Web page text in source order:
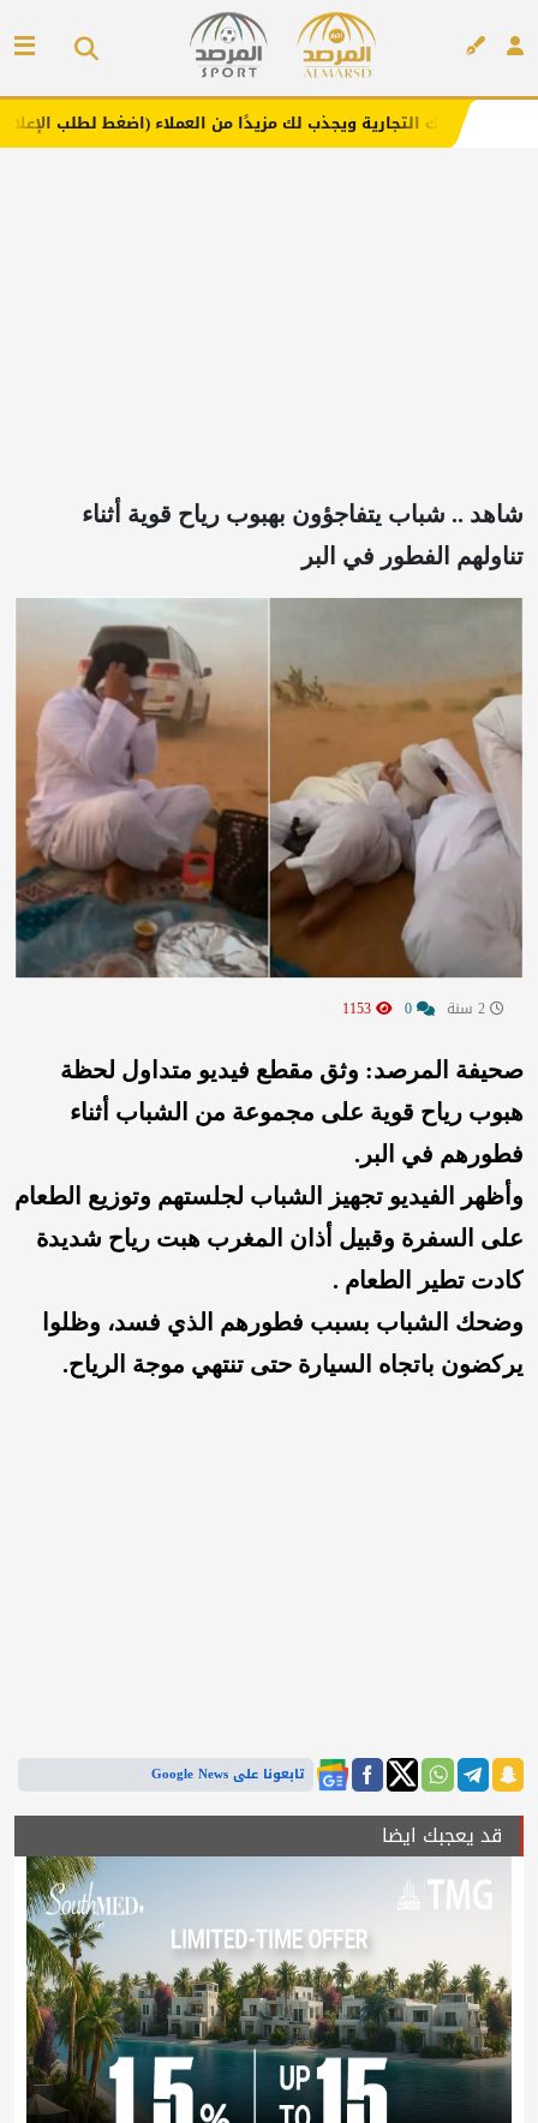
ويجذب لك مزيدًا من العملاء (اضغط لطلب الإعلان)
شاهد .. شباب يتفاجؤون بهبوب رياح قوية أثناء
تناولهم الفطور في البر
صحيفة المرصد: وثق مقطع فيديو متداول لحظة
هبوب رياح قوية على مجموعة من الشباب أثناء
فطورهم في البر.
وأظهر الفيديو تجهيز الشباب لجلستهم وتوزيع الطعام
على السفرة وقبيل أذان المغرب هبت رياح شديدة
كادت تطير الطعام .
وضحك الشباب بسبب فطورهم الذي فسد، وظلوا
يركضون باتجاه السيارة حتى تنتهي موجة الرياح.
تابعونا على Google News
قد يعجبك ايضا